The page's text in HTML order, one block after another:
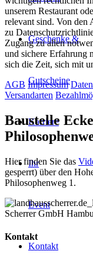
Geschenke &
Gutscheine
Karriere
Ihr
Event
Kontakt
unserem Restaurant
relevant sind. Von den
zu
Zugang zu allen
und sichere Erfahrung
sich die Zeit, sich mit
AGB Impressum
Versandarten
Baustelle
Hier finden Sie das
gesperrt) über den
Philosophenweg 1.
Kontakt